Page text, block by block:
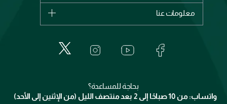
اشترِ بطاقة هدية
بربري
إيف سان لوران
الإرجاع
معلومات عنا
خدمات المعارض
برنامج الولاء ميوز
بحاجة للمساعدة؟
واتساب: من 10 صباحًا إلى 2 بعد منتصف الليل (من الإثنين إلى الأحد)